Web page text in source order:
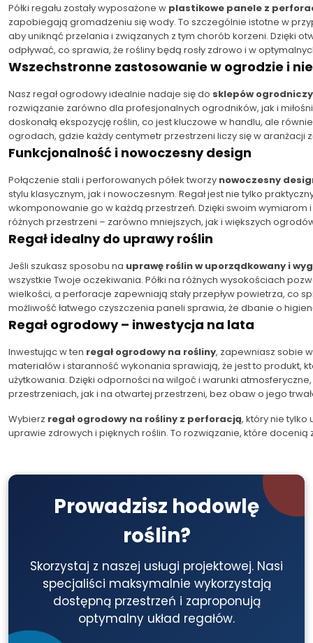
Półki regału zostały wyposażone w plastikowe panele z
zapobiegają gromadzeniu się wody. To szczególnie istotne w
aby uniknąć przelania i związanych z tym chorób korzeni. Dzięki
odpływać, co sprawia, że rośliny będą rosły zdrowo i w
Wszechstronne zastosowanie w ogrodzie i
Nasz regał ogrodowy idealnie nadaje się do sklepów
rozwiązanie zarówno dla profesjonalnych ogrodników, jak i
doskonałą ekspozycję roślin, co jest kluczowe w handlu, ale
ogrodach, gdzie każdy centymetr przestrzeni liczy się w aranżacji
Funkcjonalność i nowoczesny design
Połączenie stali i perforowanych półek tworzy nowoczesny
stylu klasycznym, jak i nowoczesnym. Regał jest nie tylko
wkomponowanie go w każdą przestrzeń. Dzięki swoim
różnych przestrzeni – zarówno mniejszych, jak i większych
Regał idealny do uprawy roślin
Jeśli szukasz sposobu na uprawę roślin w uporządkowany i
wszystkie Twoje oczekiwania. Półki na różnych wysokościach
wielkości, a perforacje zapewniają stały przepływ powietrza, co
możliwość łatwego czyszczenia paneli sprawia, że dbanie o
Regał ogrodowy – inwestycja na lata
Inwestując w ten regał ogrodowy na rośliny, zapewniasz sobie
materiałów i staranność wykonania sprawiają, że jest to produkt,
użytkowania. Dzięki odporności na wilgoć i warunki
przestrzeniach, jak i na otwartej przestrzeni, bez obaw o jego
Wybierz regał ogrodowy na rośliny z perforacją, który nie tylko
uprawie zdrowych i pięknych roślin. To rozwiązanie, które
Prowadzisz hodowlę
roślin?
Skorzystaj z naszej usługi projektowej. Nasi
specjaliści maksymalnie wykorzystają
dostępną przestrzeń i zaproponują
optymalny układ regałów.